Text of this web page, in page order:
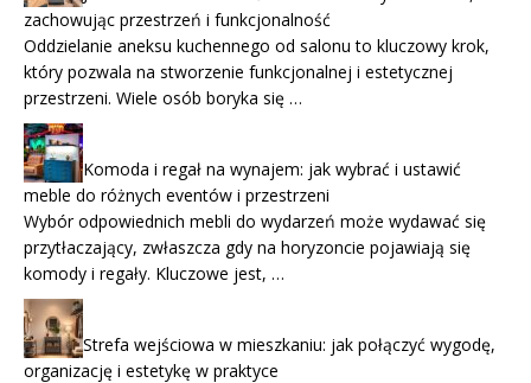
zachowując przestrzeń i funkcjonalność
Oddzielanie aneksu kuchennego od salonu to kluczowy krok,
który pozwala na stworzenie funkcjonalnej i estetycznej
przestrzeni. Wiele osób boryka się …
Komoda i regał na wynajem: jak wybrać i ustawić
meble do różnych eventów i przestrzeni
Wybór odpowiednich mebli do wydarzeń może wydawać się
przytłaczający, zwłaszcza gdy na horyzoncie pojawiają się
komody i regały. Kluczowe jest, …
Strefa wejściowa w mieszkaniu: jak połączyć wygodę,
organizację i estetykę w praktyce